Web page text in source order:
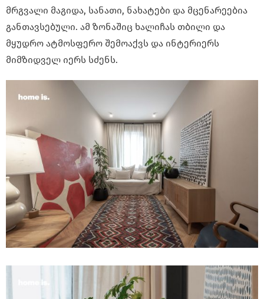
მრგვალი მაგიდა, სანათი, ნახატები და მცენარეებია
განთავსებული. ამ ზონაშიც ხალიჩას თბილი და
მყუდრო ატმოსფერო შემოაქვს და ინტერიერს
მიმზიდველ იერს სძენს.